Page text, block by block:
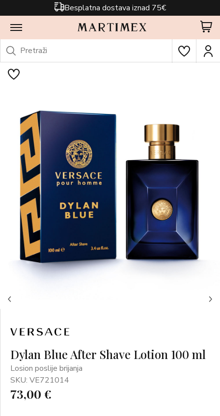
Besplatna dostava iznad 75€
Dylan Blue After Shave Lotion 100 ml
Losion poslije brijanja
SKU: VE721014
73,00 €